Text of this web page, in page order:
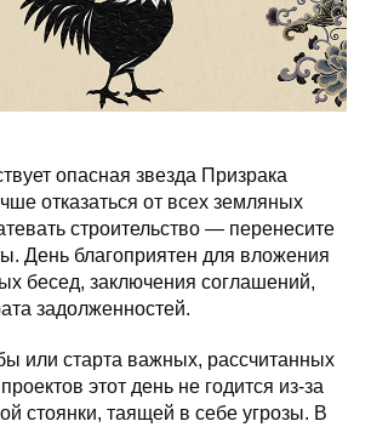
опасная звезда Призрака
отказаться от всех земляных
строительство — перенесите
День благоприятен для вложения
бесед, заключения соглашений,
задолженностей.
или старта важных, рассчитанных
этот день не годится из-за
стоянки, таящей в себе угрозы. В